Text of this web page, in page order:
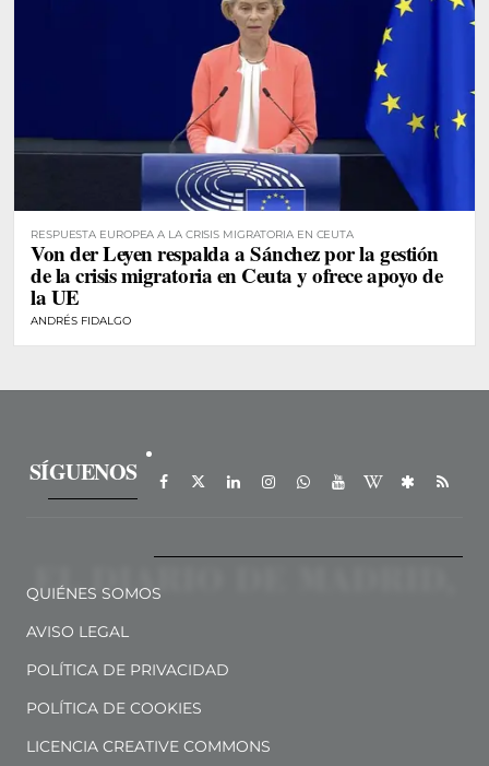
RESPUESTA EUROPEA A LA CRISIS MIGRATORIA EN CEUTA
Von der Leyen respalda a Sánchez por la gestión
de la crisis migratoria en Ceuta y ofrece apoyo de
la UE
ANDRÉS FIDALGO
SÍGUENOS
QUIÉNES SOMOS
AVISO LEGAL
POLÍTICA DE PRIVACIDAD
POLÍTICA DE COOKIES
LICENCIA CREATIVE COMMONS